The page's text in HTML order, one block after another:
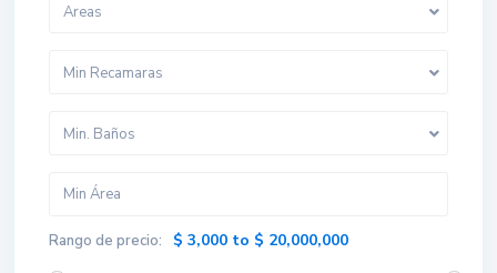
Areas
Min Recamaras
Min. Baños
Rango de precio: $ 3,000 to $ 20,000,000